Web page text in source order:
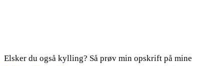
Elsker du også kylling? Så prøv min opskrift på mine